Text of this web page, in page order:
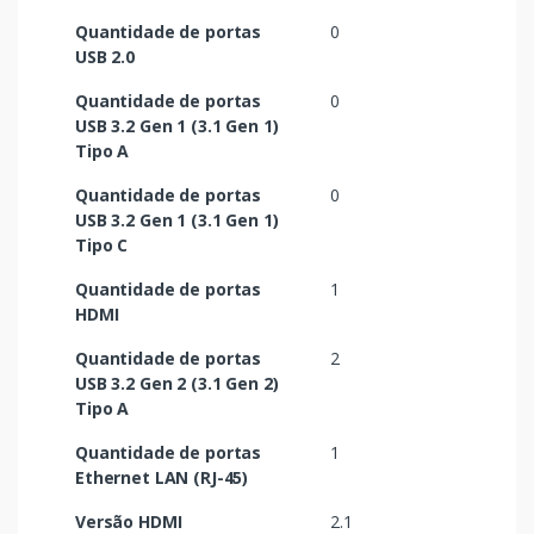
Quantidade de portas
USB 2.0
0
Quantidade de portas
USB 3.2 Gen 1 (3.1 Gen 1)
Tipo A
0
Quantidade de portas
USB 3.2 Gen 1 (3.1 Gen 1)
Tipo C
0
Quantidade de portas
HDMI
1
Quantidade de portas
USB 3.2 Gen 2 (3.1 Gen 2)
Tipo A
2
Quantidade de portas
Ethernet LAN (RJ-45)
1
Versão HDMI 2.1